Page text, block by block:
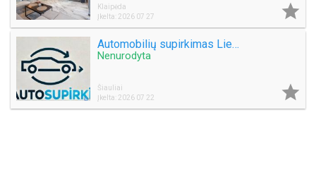
Klaipėda
Įkelta: 2026 07 27

Automobilių supirkimas Lietuvoje
Nenurodyta
Šiauliai
Įkelta: 2026 07 22
